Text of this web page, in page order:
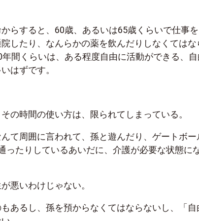
らすると、 60歳、あるいは65歳くらいで仕事を
したり、なんらかの薬を飲んだりしなくてはな
年間くらいは、ある程度自由に活動ができる、自
はずです。
の時間の使い方は、限られてしまっている。
んて周囲に言われて、孫と遊んだり、ゲートボー
ったりしているあいだに、介護が必要な状態に
悪いわけじゃない。
あるし、孫を預からなくてはならないし、「自